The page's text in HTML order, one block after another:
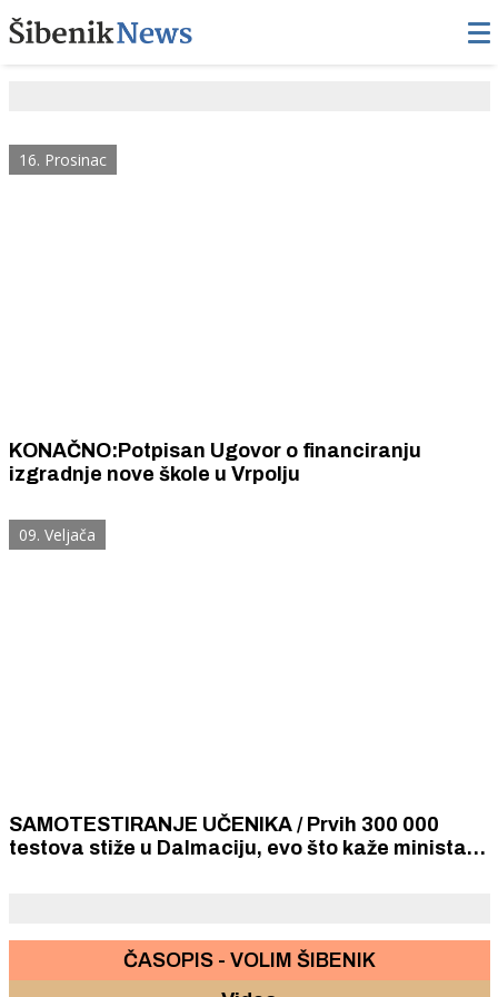
16. Prosinac
KONAČNO:Potpisan Ugovor o financiranju
izgradnje nove škole u Vrpolju
09. Veljača
SAMOTESTIRANJE UČENIKA / Prvih 300 000
testova stiže u Dalmaciju, evo što kaže ministar
ČASOPIS - VOLIM ŠIBENIK